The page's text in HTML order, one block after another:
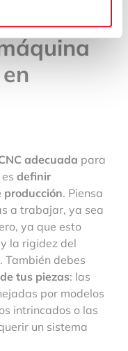
adecuada para
definir
producción. Piensa
a trabajar, ya sea
ya que esto
la rigidez del
También debes
tus piezas: las
por modelos
intrincados o las
un sistema